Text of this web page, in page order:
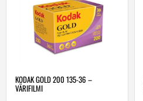
KODAK GOLD 200 135-36 –
VÄRIFILMI